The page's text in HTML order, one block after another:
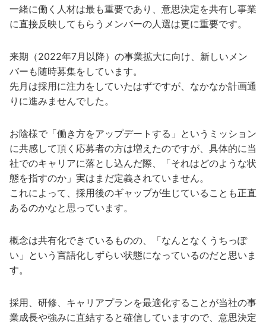
一緒に働く人材は最も重要であり、意思決定を共有し事業
に直接反映してもらうメンバーの人選は更に重要です。
来期（2022年7月以降）の事業拡大に向け、新しいメン
バーも随時募集をしています。
先月は採用に注力をしていたはずですが、なかなか計画通
りに進みませんでした。
お陰様で「働き方をアップデートする」というミッション
に共感して頂く応募者の方は増えたのですが、具体的に当
社でのキャリアに落とし込んだ際、「それはどのような状
態を指すのか」実はまだ定義されていません。
これによって、採用後のギャップが生じていることも正直
あるのかなと思っています。
概念は共有化できているものの、「なんとなくうちっぽ
い」という言語化しずらい状態になっているのだと思いま
す。
採用、研修、キャリアプランを最適化することが当社の事
業成長や強みに直結すると確信していますので、意思決定